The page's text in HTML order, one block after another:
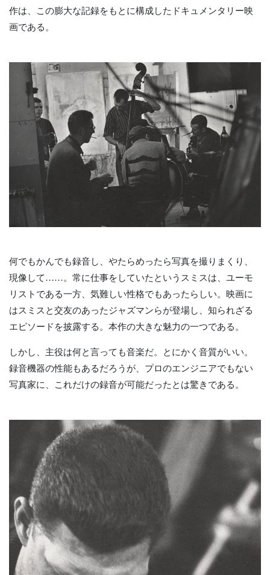
作は、この膨大な記録をもとに構成したドキュメンタリー映
画である。
何でもかんでも録音し、やたらめったら写真を撮りまくり、
現像して……。常に仕事をしていたというスミスは、ユーモ
リストである一方、気難しい性格でもあったらしい。映画に
はスミスと交友のあったジャズマンらが登場し、知られざる
エピソードを披露する。本作の大きな魅力の一つである。
しかし、主役は何と言っても音楽だ。とにかく音質がいい。
録音機器の性能もあるだろうが、プロのエンジニアでもない
写真家に、これだけの録音が可能だったとは驚きである。